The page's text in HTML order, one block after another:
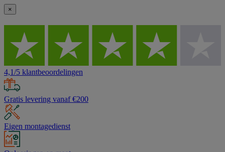
×
4,1/5 klantbeoordelingen
Gratis levering vanaf €200
Eigen montagedienst